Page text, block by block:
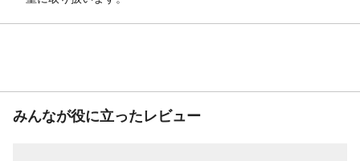
みんなが役に立ったレビュー